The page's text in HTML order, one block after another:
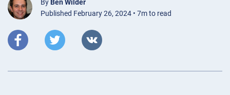
By Ben Wilder
Published February 26, 2024 • 7m to read